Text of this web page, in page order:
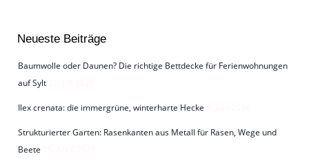
Neueste Beiträge
Baumwolle oder Daunen? Die richtige Bettdecke für Ferienwohnungen
auf Sylt
Ilex crenata: die immergrüne, winterharte Hecke
Strukturierter Garten: Rasenkanten aus Metall für Rasen, Wege und
Beete